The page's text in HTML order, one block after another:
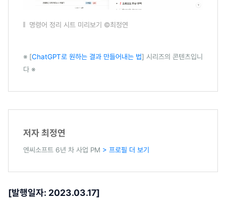
명령어 정리 시트 미리보기 ©최정연
※ [ChatGPT로 원하는 결과 만들어내는 법] 시리즈의 콘텐츠입니
다 ※
저자 최정연
엔씨소프트 6년 차 사업 PM > 프로필 더 보기
[발행일자: 2023.03.17]